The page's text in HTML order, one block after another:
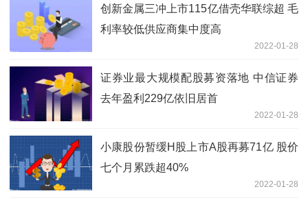
创新金属三冲上市115亿借壳华联综超 毛
利率较低供应商集中度高
2022-01-28
证券业最大规模配股募资落地 中信证券
去年盈利229亿依旧居首
2022-01-28
小康股份暂缓H股上市A股再募71亿 股价
七个月累跌超40%
2022-01-28